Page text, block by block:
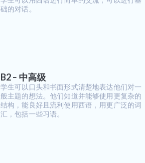
础的对话。
B2 – 中高级
学生可以口头和书面形式清楚地表达他们对一
般主题的想法。他们知道并能够使用更复杂的
结构，能良好且流利使用西语，用更广泛的词
汇，包括一些习语。